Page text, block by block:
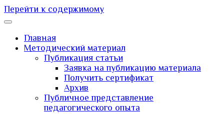
Перейти к содержимому
Главная
Методический материал
Публикация статьи
Заявка на публикацию материала
Получить сертификат
Архив
Публичное представление
педагогического опыта